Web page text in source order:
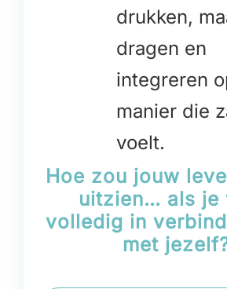
drukken,
dragen en
integreren
manier die
voelt.
Hoe zou jouw
uitzien… als je
volledig in
met